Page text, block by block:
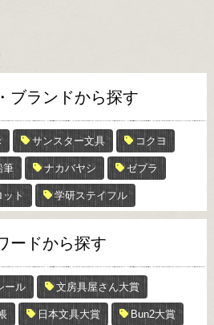
ブランドから探す
サンスター文具 コクヨ
筆 ナカバヤシ ゼブラ
ット 学研ステイフル
ードから探す
ール 文房具屋さん大賞
日本文具大賞 Bun2大賞